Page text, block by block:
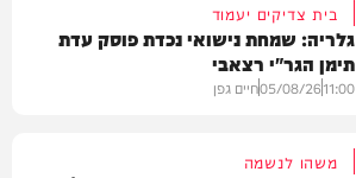
בית צדיקים יעמוד
גלריה: שמחת נישואי נכדת פוסק עדת
תימן הגר"י רצאבי
11:00
05/08/26חיים גפן
משהו לנשמה